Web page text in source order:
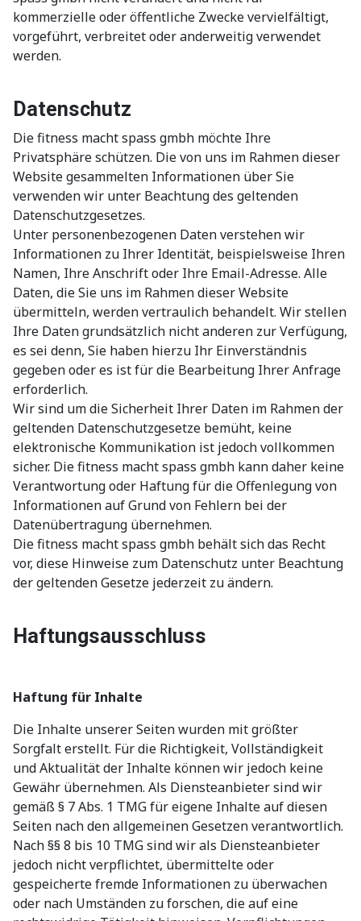
kommerzielle oder öffentliche Zwecke vervielfältigt,
vorgeführt, verbreitet oder anderweitig verwendet
werden.
Datenschutz
Die fitness macht spass gmbh möchte Ihre
Privatsphäre schützen. Die von uns im Rahmen dieser
Website gesammelten Informationen über Sie
verwenden wir unter Beachtung des geltenden
Datenschutzgesetzes.
Unter personenbezogenen Daten verstehen wir
Informationen zu Ihrer Identität, beispielsweise Ihren
Namen, Ihre Anschrift oder Ihre Email-Adresse. Alle
Daten, die Sie uns im Rahmen dieser Website
übermitteln, werden vertraulich behandelt. Wir stellen
Ihre Daten grundsätzlich nicht anderen zur Verfügung,
es sei denn, Sie haben hierzu Ihr Einverständnis
gegeben oder es ist für die Bearbeitung Ihrer Anfrage
erforderlich.
Wir sind um die Sicherheit Ihrer Daten im Rahmen der
geltenden Datenschutzgesetze bemüht, keine
elektronische Kommunikation ist jedoch vollkommen
sicher. Die fitness macht spass gmbh kann daher keine
Verantwortung oder Haftung für die Offenlegung von
Informationen auf Grund von Fehlern bei der
Datenübertragung übernehmen.
Die fitness macht spass gmbh behält sich das Recht
vor, diese Hinweise zum Datenschutz unter Beachtung
der geltenden Gesetze jederzeit zu ändern.
Haftungsausschluss
Haftung für Inhalte
Die Inhalte unserer Seiten wurden mit größter
Sorgfalt erstellt. Für die Richtigkeit, Vollständigkeit
und Aktualität der Inhalte können wir jedoch keine
Gewähr übernehmen. Als Diensteanbieter sind wir
gemäß § 7 Abs. 1 TMG für eigene Inhalte auf diesen
Seiten nach den allgemeinen Gesetzen verantwortlich.
Nach §§ 8 bis 10 TMG sind wir als Diensteanbieter
jedoch nicht verpflichtet, übermittelte oder
gespeicherte fremde Informationen zu überwachen
oder nach Umständen zu forschen, die auf eine